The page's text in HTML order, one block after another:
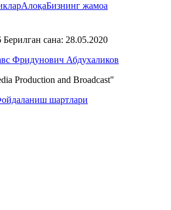
АлоқаБизнинг жамоа
сана: 28.05.2020
Фридунович Абдухаликов
Production and Broadcast"
шартлари